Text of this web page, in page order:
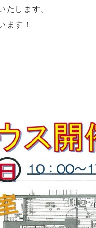
たします。
ます！